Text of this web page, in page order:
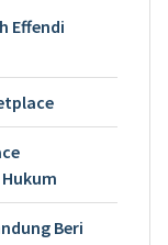
Effendi
Beri